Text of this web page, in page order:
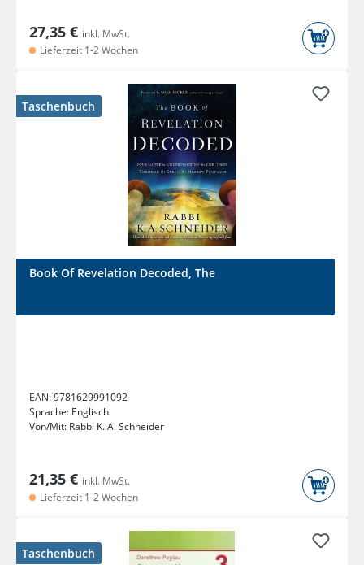
27,35 € inkl. MwSt.
Lieferzeit 1-2 Wochen
Taschenbuch
Book Of Revelation Decoded, The
EAN:9781629991092
Sprache: Englisch
Von/Mit: Rabbi K. A. Schneider
21,35 € inkl. MwSt.
Lieferzeit 1-2 Wochen
Taschenbuch